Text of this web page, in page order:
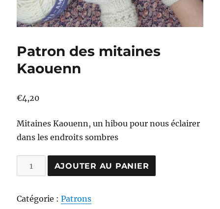
Patron des mitaines
Kaouenn
€4,20
Mitaines Kaouenn, un hibou pour nous éclairer
dans les endroits sombres
quantité
de
des
AJOUTER AU PANIER
Catégorie :Patrons